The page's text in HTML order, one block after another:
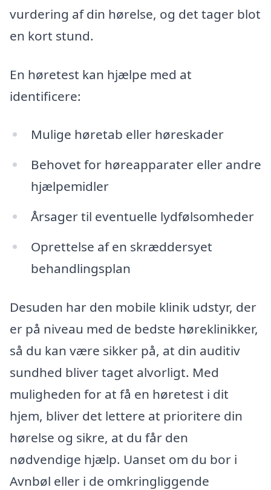
vurdering af din hørelse, og det tager blot
en kort stund.
En høretest kan hjælpe med at
identificere:
Mulige høretab eller høreskader
Behovet for høreapparater eller andre
hjælpemidler
Årsager til eventuelle lydfølsomheder
Oprettelse af en skræddersyet
behandlingsplan
Desuden har den mobile klinik udstyr, der
er på niveau med de bedste høreklinikker,
så du kan være sikker på, at din auditiv
sundhed bliver taget alvorligt. Med
muligheden for at få en høretest i dit
hjem, bliver det lettere at prioritere din
hørelse og sikre, at du får den
nødvendige hjælp. Uanset om du bor i
Avnbøl eller i de omkringliggende